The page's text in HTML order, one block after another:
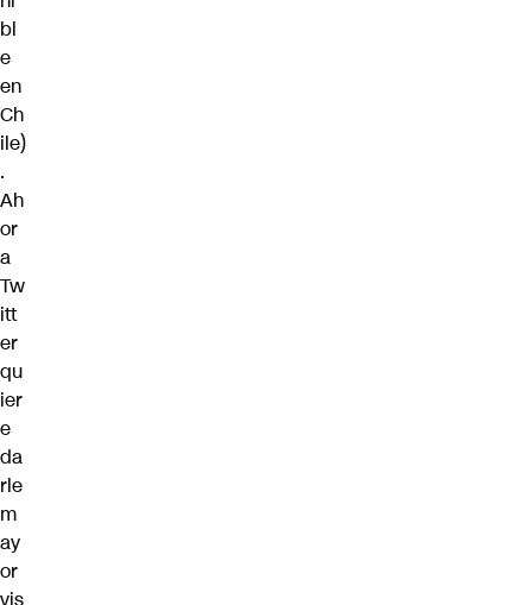
bl
e
en
Ch
ile)
.
Ah
or
a
Tw
itt
er
qu
ier
e
da
rle
m
ay
or
vis